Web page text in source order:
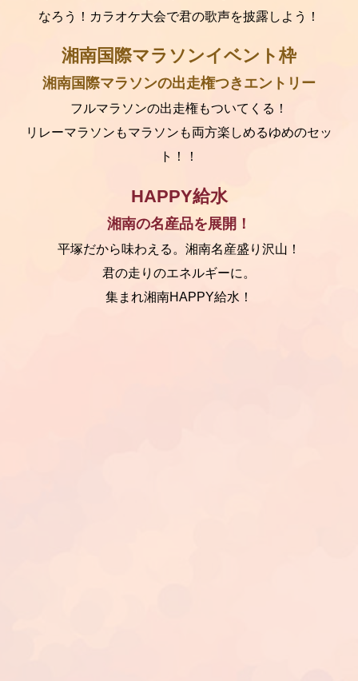
なろう！カラオケ大会で君の歌声を披露しよう！
湘南国際マラソンイベント枠
湘南国際マラソンの出走権つきエントリー
フルマラソンの出走権もついてくる！
リレーマラソンもマラソンも両方楽しめるゆめのセッ
ト！！
HAPPY給水
湘南の名産品を展開！
平塚だから味わえる。湘南名産盛り沢山！
君の走りのエネルギーに。
集まれ湘南HAPPY給水！